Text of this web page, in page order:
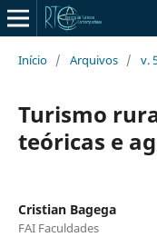
Início / Arquivos / v.
Turismo
teóricas e
Cristian Bagega
FAI Faculdades